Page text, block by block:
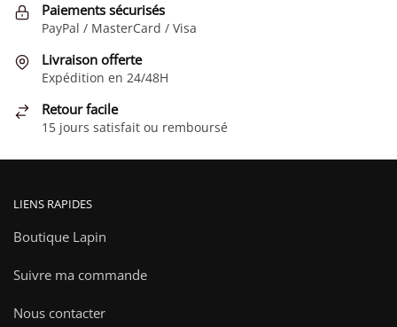
peuvent
être
choisies
sur
page
produit
Paiements sécurisés
PayPal / MasterCard / Visa
Livraison offerte
Expédition en 24/48H
Retour facile
15 jours satisfait ou remboursé
LIENS RAPIDES
Boutique Lapin
Suivre ma commande
Nous contacter